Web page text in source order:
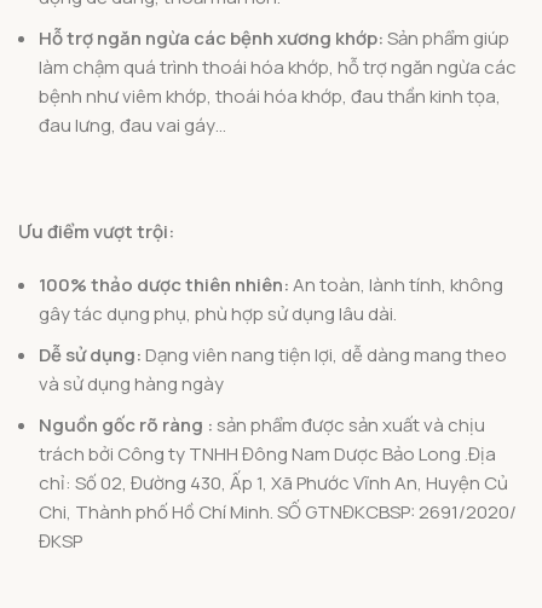
Hỗ trợ ngăn ngừa các bệnh xương khớp:Sản phẩm giúp
làm chậm quá trình thoái hóa khớp, hỗ trợ ngăn ngừa các
bệnh như viêm khớp, thoái hóa khớp, đau thần kinh tọa,
đau lưng, đau vai gáy…
Ưu điểm vượt trội:
100% thảo dược thiên nhiên:An toàn, lành tính, không
gây tác dụng phụ, phù hợp sử dụng lâu dài.
Dễ sử dụng: Dạng viên nang tiện lợi, dễ dàng mang theo
và sử dụng hàng ngày
Nguồn gốc rõ ràng : sản phẩm được sản xuất và chịu
trách bởi Công ty TNHH Đông Nam Dược Bảo Long .Địa
chỉ: Số 02, Đường 430, Ấp 1, Xã Phước Vĩnh An, Huyện Củ
Chi, Thành phố Hồ Chí Minh. SỐ GTNĐKCBSP: 2691/2020/
ĐKSP